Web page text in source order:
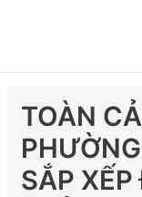
TOÀN
SẮP